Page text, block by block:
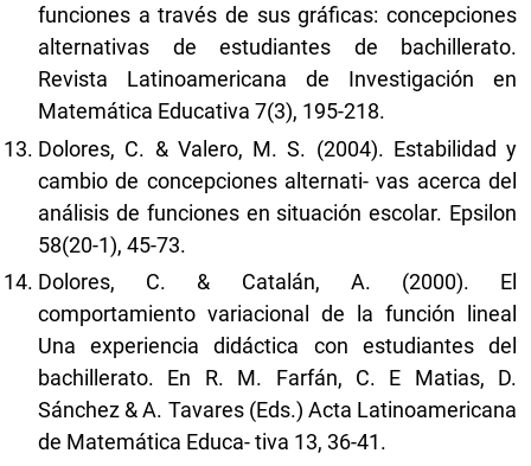
funciones a través de sus gráficas: concepciones
alternativas de estudiantes de bachillerato.
Revista Latinoamericana de Investigación en
Matemática Educativa 7(3), 195-218.
Dolores, C. & Valero, M. S. (2004). Estabilidad y
cambio de concepciones alternati- vas acerca del
análisis de funciones en situación escolar. Epsilon
58(20-1), 45-73.
Dolores, C. & Catalán, A. (2000). El
comportamiento variacional de la función lineal
Una experiencia didáctica con estudiantes del
bachillerato. En R. M. Farfán, C. E Matias, D.
Sánchez & A. Tavares (Eds.) Acta Latinoamericana
de Matemática Educa- tiva 13, 36-41.